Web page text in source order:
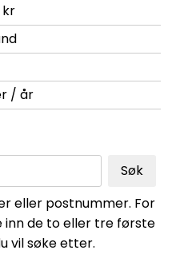
kr
/ år
Søk
eller postnummer. For
inn de to eller tre første
vil søke etter.